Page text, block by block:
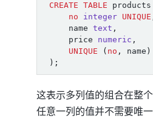
CREATE TABLE products
no
integer UNIQUE
name text ,
price
numeric ,
UNIQUE
( no , name )
);
这表示多列值的组合在整
任意一列的值并不需要唯一